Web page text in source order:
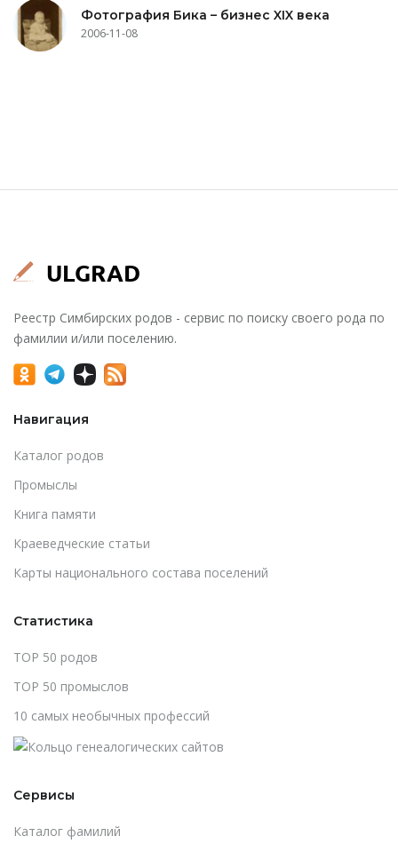
Фотография Бика – бизнес XIX века
2006-11-08
Реестр Симбирских родов - сервис по поиску своего рода по
фамилии и/или поселению.
Навигация
Каталог родов
Промыслы
Книга памяти
Краеведческие статьи
Карты национального состава поселений
Статистика
TOP 50 родов
TOP 50 промыслов
10 самых необычных профессий
Сервисы
Каталог фамилий